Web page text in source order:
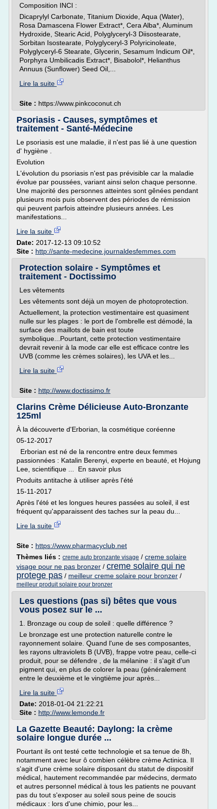
Composition INCI :
Dicaprylyl Carbonate, Titanium Dioxide, Aqua (Water),
Rosa Damascena Flower Extract*, Cera Alba*, Aluminum
Hydroxide, Stearic Acid, Polyglyceryl-3 Diisostearate,
Sorbitan Isostearate, Polyglyceryl-3 Polyricinoleate,
Polyglyceryl-6 Stearate, Glycerin, Sesamum Indicum Oil*,
Porphyra Umbilicadis Extract*, Bisabolol*, Helianthus
Annuus (Sunflower) Seed Oil,...
Lire la suite
Site : https://www.pinkcoconut.ch
Psoriasis - Causes, symptômes et
traitement - Santé-Médecine
Le psoriasis est une maladie, il n'est pas lié à une question
d' hygiène .
Evolution
L'évolution du psoriasis n'est pas prévisible car la maladie
évolue par poussées, variant ainsi selon chaque personne.
Une majorité des personnes atteintes sont gênées pendant
plusieurs mois puis observent des périodes de rémission
qui peuvent parfois atteindre plusieurs années. Les
manifestations...
Lire la suite
Date: 2017-12-13 09:10:52
Site : http://sante-medecine.journaldesfemmes.com
Protection solaire - Symptômes et
traitement - Doctissimo
Les vêtements
Les vêtements sont déjà un moyen de photoprotection.
Actuellement, la protection vestimentaire est quasiment
nulle sur les plages : le port de l'ombrelle est démodé, la
surface des maillots de bain est toute
symbolique...Pourtant, cette protection vestimentaire
devrait revenir à la mode car elle est efficace contre les
UVB (comme les crèmes solaires), les UVA et les...
Lire la suite
Site : http://www.doctissimo.fr
Clarins Crème Délicieuse Auto-Bronzante
125ml
À la découverte d'Erborian, la cosmétique coréenne
05-12-2017
Erborian est né de la rencontre entre deux femmes
passionnées : Katalin Berenyi, experte en beauté, et Hojung
Lee, scientifique ... En savoir plus
Produits antitache à utiliser après l'été
15-11-2017
Après l'été et les longues heures passées au soleil, il est
fréquent qu'apparaissent des taches sur la peau du...
Lire la suite
Site : https://www.pharmacyclub.net
Thèmes liés : creme auto bronzante visage / creme solaire
visage pour ne pas bronzer / creme solaire qui ne
protege pas / meilleur creme solaire pour bronzer /
meilleur produit solaire pour bronzer
Les questions (pas si) bêtes que vous
vous posez sur le ...
1. Bronzage ou coup de soleil : quelle différence ?
Le bronzage est une protection naturelle contre le
rayonnement solaire. Quand l'une de ses composantes,
les rayons ultraviolets B (UVB), frappe votre peau, celle-ci
produit, pour se défendre , de la mélanine : il s'agit d'un
pigment qui, en plus de colorer la peau (généralement
entre le deuxième et le vingtième jour après...
Lire la suite
Date: 2018-01-04 21:22:21
Site : http://www.lemonde.fr
La Gazette Beauté: Daylong: la crème
solaire longue durée ...
Pourtant ils ont testé cette technologie et sa tenue de 8h,
notamment avec leur ô combien célèbre crème Actinica. Il
s'agit d'une crème solaire disposant du statut de dispositif
médical, hautement recommandée par médecins, dermato
et autres personnel médical à tous les patients ne pouvant
pas du tout s'exposer au soleil sous peine de soucis
médicaux : lors d'une chimio, pour les...